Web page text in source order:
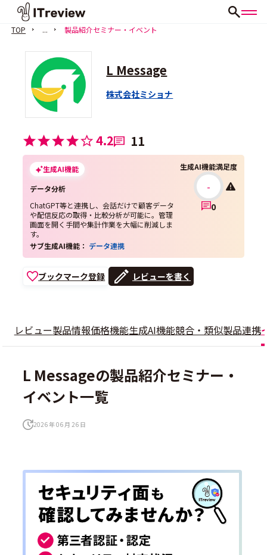
TOP ... 製品紹介セミナー・イベント
L Message
株式会社ミショナ
4.2 11
生成AI機能
データ分析
ChatGPT等と連携し、会話だけで顧客データ
や配信反応の取得・比較分析が可能に。管理
画面を開く手間や集計作業を大幅に削減しま
す。
生成AI機能満足度
-
0
サブ生成AI機能： データ連携
ブックマーク登録 レビューを書く
レビュー製品情報価格機能生成AI機能競合・類似製品連携
L Messageの製品紹介セミナー・
イベント一覧
2026 年 06 月 26 日